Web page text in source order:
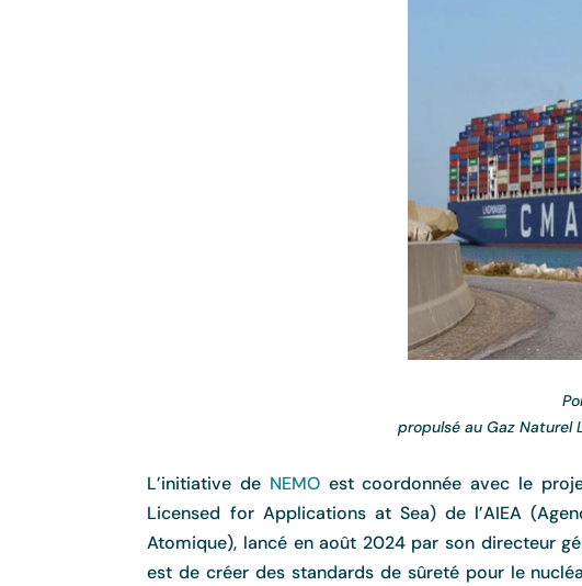
propulsé au Gaz Naturel
L’initiative de NEMOest coordonnée avec le
Licensed for Applications at Sea) de l’AIEA
Atomique), lancé en août 2024 par son directeur
est de créer des standards de sûreté pour le